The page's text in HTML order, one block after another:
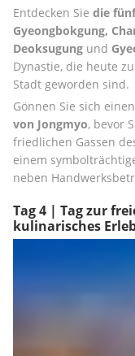
Entdecken Sie die
Gyeongbokgung,
Deoksugung und
Dynastie, die heute
Stadt geworden sind.
Gönnen Sie sich
von Jongmyo, bevor
friedlichen Gassen
einem
neben
Tag 4 | Tag zur
kulinarisches